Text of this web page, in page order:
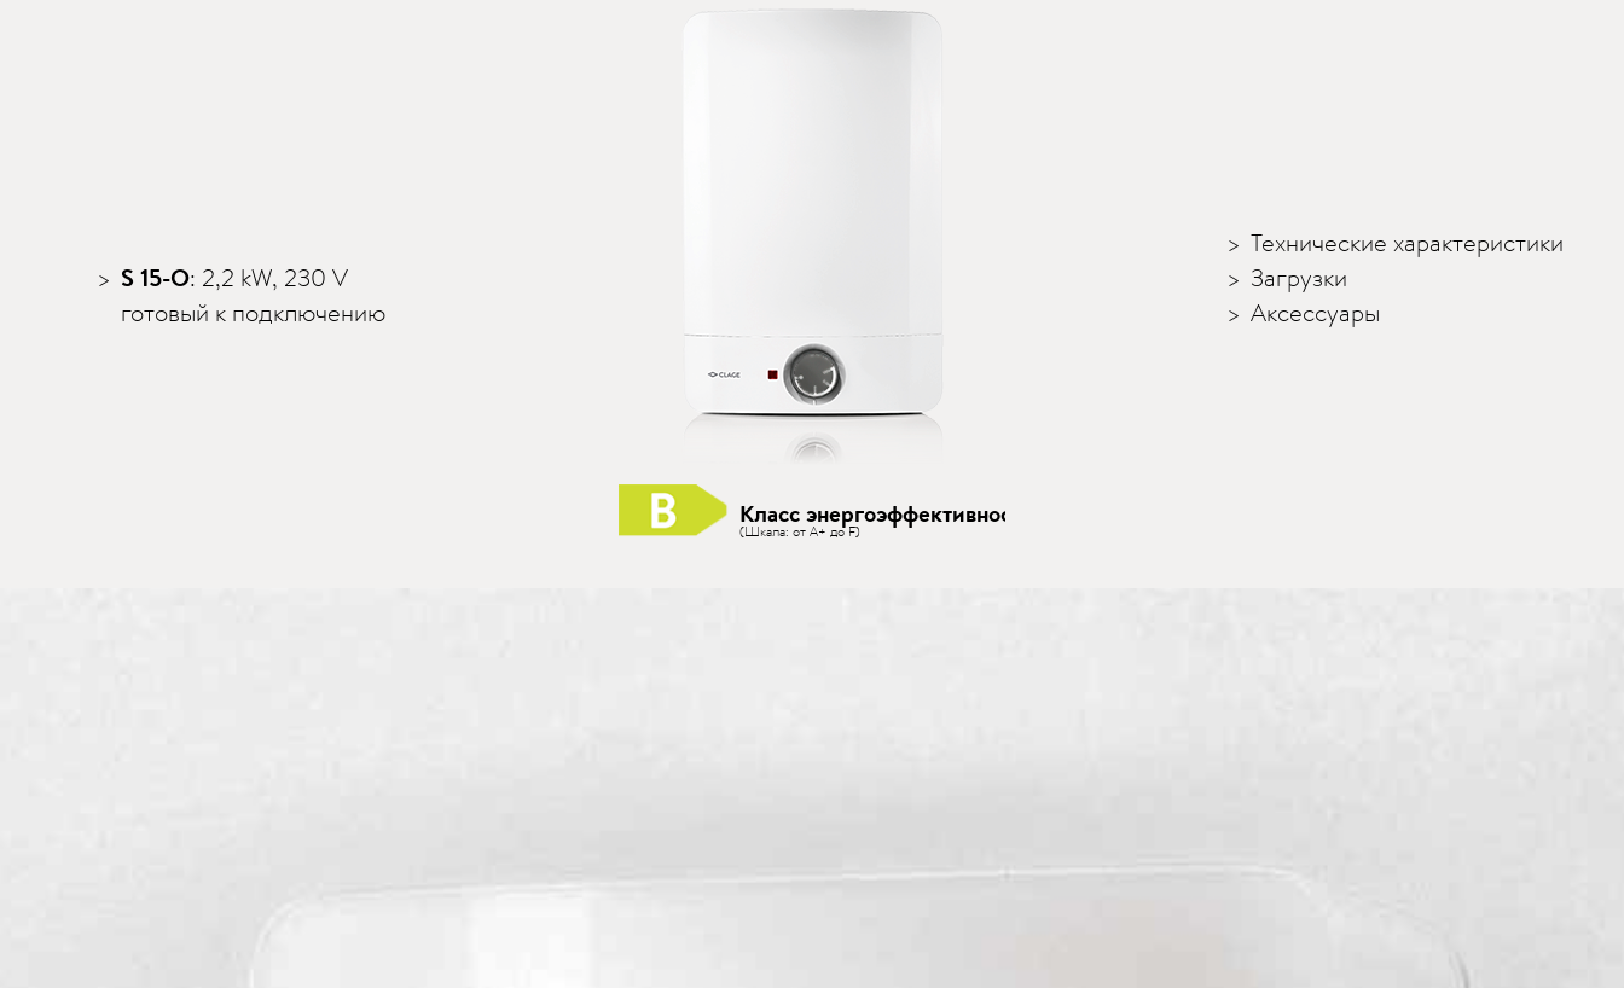
Класс энергоэффективности B
(Шкала: от A+ до F)
S 15-O: 2,2 kW, 230 V
готовый к подключению
Технические характеристики
Загрузки
Аксессуары